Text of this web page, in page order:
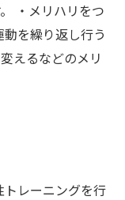
・メリハリをつ
を繰り返し行う
えるなどのメリ
レーニングを行